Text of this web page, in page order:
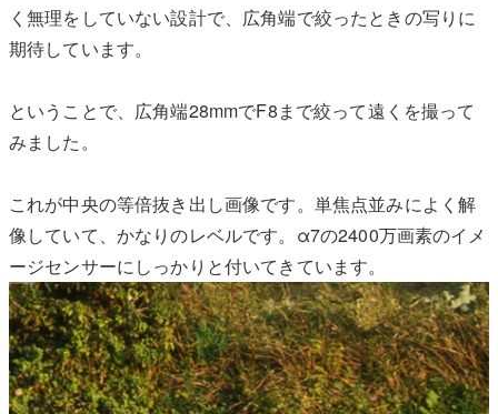
く無理をしていない設計で、広角端で絞ったときの写りに
期待しています。
ということで、広角端28mmでF8まで絞って遠くを撮って
みました。
これが中央の等倍抜き出し画像です。単焦点並みによく解
像していて、かなりのレベルです。α7の2400万画素のイメ
ージセンサーにしっかりと付いてきています。